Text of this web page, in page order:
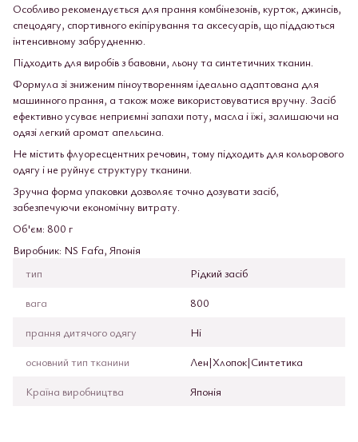
Особливо рекомендується для прання комбінезонів, курток, джинсів,
спецодягу, спортивного екіпірування та аксесуарів, що піддаються
інтенсивному забрудненню.
Підходить для виробів з бавовни, льону та синтетичних тканин.
Формула зі зниженим піноутворенням ідеально адаптована для
машинного прання, а також може використовуватися вручну. Засіб
ефективно усуває неприємні запахи поту, масла і їжі, залишаючи на
одязі легкий аромат апельсина.
Не містить флуоресцентних речовин, тому підходить для кольорового
одягу і не руйнує структуру тканини.
Зручна форма упаковки дозволяє точно дозувати засіб,
забезпечуючи економічну витрату.
Об'єм: 800 г
Виробник: NS Fafa, Японія
тип
Рідкий засіб
вага
800
прання дитячого одягу
Ні
основний тип тканини
Лен|Хлопок|Синтетика
Країна виробництва
Японія